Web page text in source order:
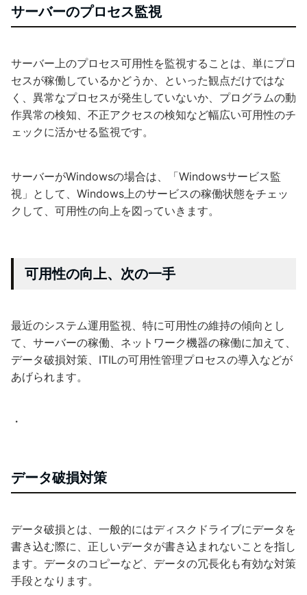
サーバーのプロセス監視
サーバー上のプロセス可用性を監視することは、単にプロ
セスが稼働しているかどうか、といった観点だけではな
く、異常なプロセスが発生していないか、プログラムの動
作異常の検知、不正アクセスの検知など幅広い可用性のチ
ェックに活かせる監視です。
サーバーがWindowsの場合は、「Windowsサービス監
視」として、Windows上のサービスの稼働状態をチェッ
クして、可用性の向上を図っていきます。
可用性の向上、次の一手
最近のシステム運用監視、特に可用性の維持の傾向とし
て、サーバーの稼働、ネットワーク機器の稼働に加えて、
データ破損対策、ITILの可用性管理プロセスの導入などが
あげられます。
・
データ破損対策
データ破損とは、一般的にはディスクドライブにデータを
書き込む際に、正しいデータが書き込まれないことを指し
ます。データのコピーなど、データの冗長化も有効な対策
手段となります。